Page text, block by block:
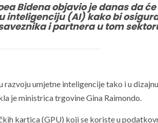
Bidena objavio je danas da
inteligenciju (AI) kako bi
i partnera u tom
razvoju umjetne inteligencije tako i u
je ministrica trgovine Gina Raimondo.
kartica (GPU) koji se koriste u